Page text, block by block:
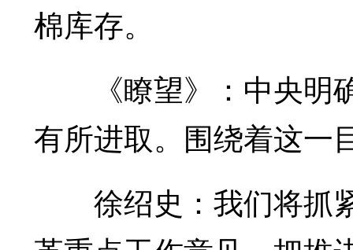
棉库存。
《瞭望》：中央明
有所进取。围绕着这一
徐绍史：我们将抓